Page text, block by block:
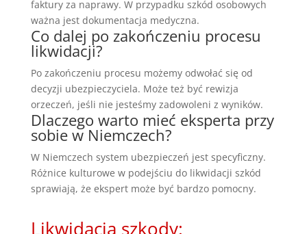
faktury za naprawy. W przypadku szkód osobowych
ważna jest dokumentacja medyczna.
Co dalej po zakończeniu procesu
likwidacji?
Po zakończeniu procesu możemy odwołać się od
decyzji ubezpieczyciela. Może też być rewizja
orzeczeń, jeśli nie jesteśmy zadowoleni z wyników.
Dlaczego warto mieć eksperta przy
sobie w Niemczech?
W Niemczech system ubezpieczeń jest specyficzny.
Różnice kulturowe w podejściu do likwidacji szkód
sprawiają, że ekspert może być bardzo pomocny.
Likwidacja szkody: